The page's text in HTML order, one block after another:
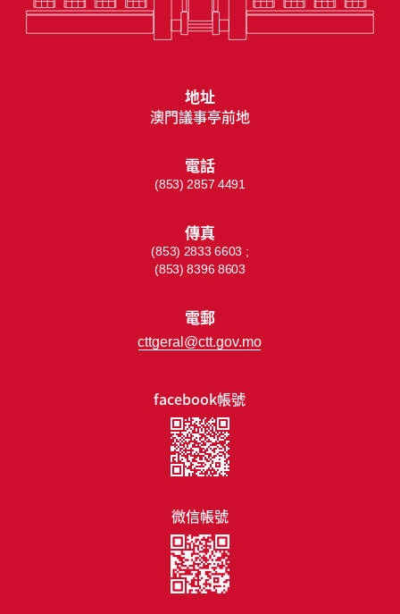
facebook帳號
微信帳號
地址
澳門議事亭前地
電話
(853) 2857 4491
傳真
(853) 2833 6603 ;
(853) 8396 8603
電郵
cttgeral@ctt.gov.mo